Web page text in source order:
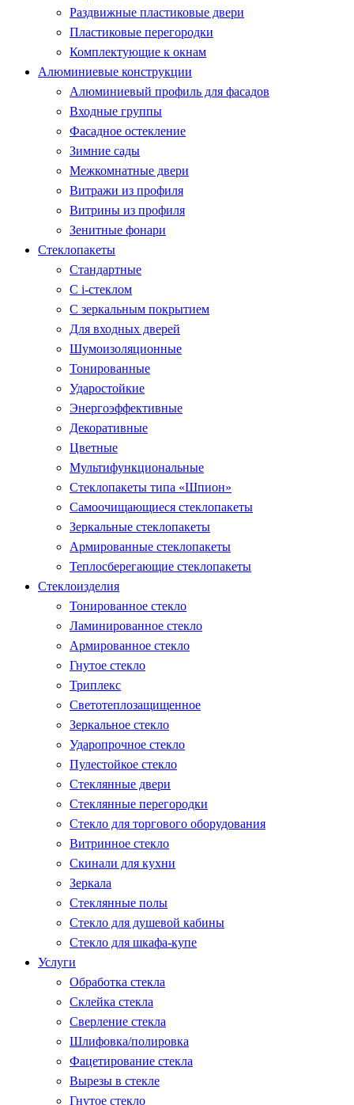
Раздвижные пластиковые двери
Пластиковые перегородки
Комплектующие к окнам
Алюминиевые конструкции
Алюминиевый профиль для фасадов
Входные группы
Фасадное остекление
Зимние сады
Межкомнатные двери
Витражи из профиля
Витрины из профиля
Зенитные фонари
Стеклопакеты
Стандартные
С i-стеклом
С зеркальным покрытием
Для входных дверей
Шумоизоляционные
Тонированные
Ударостойкие
Энергоэффективные
Декоративные
Цветные
Мультифункциональные
Стеклопакеты типа «Шпион»
Самоочищающиеся стеклопакеты
Зеркальные стеклопакеты
Армированные стеклопакеты
Теплосберегающие стеклопакеты
Стеклоизделия
Тонированное стекло
Ламинированное стекло
Армированное стекло
Гнутое стекло
Триплекс
Светотеплозащищенное
Зеркальное стекло
Ударопрочное стекло
Пулестойкое стекло
Стеклянные двери
Стеклянные перегородки
Стекло для торгового оборудования
Витринное стекло
Скинали для кухни
Зеркала
Стеклянные полы
Стекло для душевой кабины
Стекло для шкафа-купе
Услуги
Обработка стекла
Склейка стекла
Сверление стекла
Шлифовка/полировка
Фацетирование стекла
Вырезы в стекле
Гнутое стекло